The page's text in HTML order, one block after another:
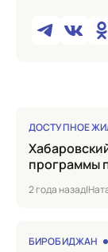
ДОСТУПНОЕ
Хабаровский край завершил первый этап
программы
2 года назад|
БИРОБИДЖАН